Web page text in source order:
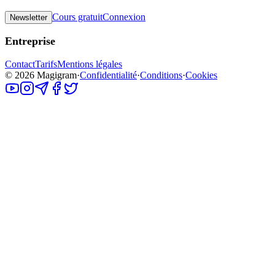
Newsletter Cours gratuitConnexion
Entreprise
ContactTarifsMentions légales
© 2026 Magigram·Confidentialité·Conditions·Cookies